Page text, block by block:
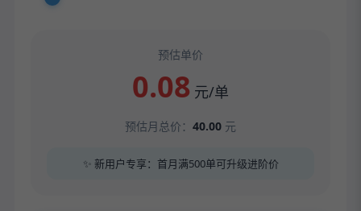
预估单价
0.08 元/单
预估月总价： 40.00 元
✨ 新用户专享：首月满500单可升级进阶价